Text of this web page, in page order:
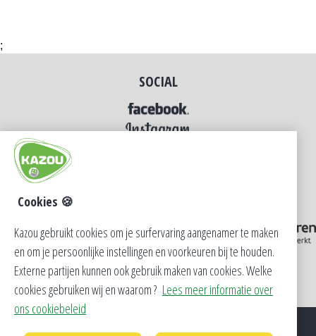
;
SOCIAL
Cookies 🍪
Kazou gebruikt cookies om je surfervaring aangenamer te maken
en om je persoonlijke instellingen en voorkeuren bij te houden.
Externe partijen kunnen ook gebruik maken van cookies. Welke
cookies gebruiken wij en waarom ? Lees meer informatie over
ons cookiebeleid